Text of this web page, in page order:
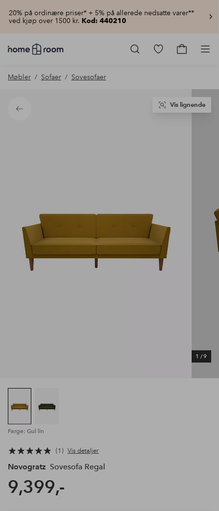
20% på ordinære priser* + 5% på allerede nedsatte varer**
ved kjøp over 1500 kr. Kod: 440210
Homeroom
–
hjemmet
pris
Gå
Gå
Møbler Sofaer Sovesofaer
Tilbake
1 /9
Vis lignende
Farge: Gul lin
1 Vis detaljer
Novogratz Sovesofa Regal
9,399,-